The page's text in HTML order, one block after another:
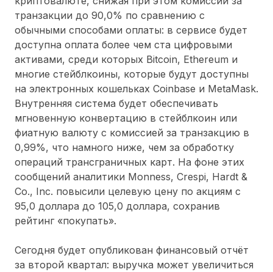
транзакции до 90,0% по сравнению с
обычными способами оплаты: в сервисе будет
доступна оплата более чем ста цифровыми
активами, среди которых Bitcoin, Ethereum и
многие стейблкоины, которые будут доступны
на электронных кошельках Coinbase и MetaMask.
Внутренняя система будет обеспечивать
мгновенную конвертацию в стейблкоин или
фиатную валюту с комиссией за транзакцию в
0,99%, что намного ниже, чем за обработку
операций трансграничных карт. На фоне этих
сообщений аналитики Monness, Crespi, Hardt &
Co., Inc. повысили целевую цену по акциям с
95,0 доллара до 105,0 доллара, сохранив
рейтинг «покупать».
Сегодня будет опубликован финансовый отчёт
за второй квартал: выручка может увеличиться